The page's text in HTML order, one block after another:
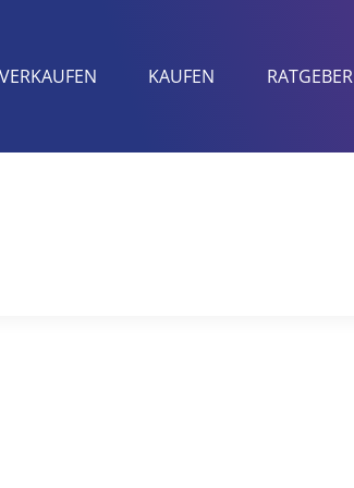
VERKAUFEN KAUFEN RATGEBER